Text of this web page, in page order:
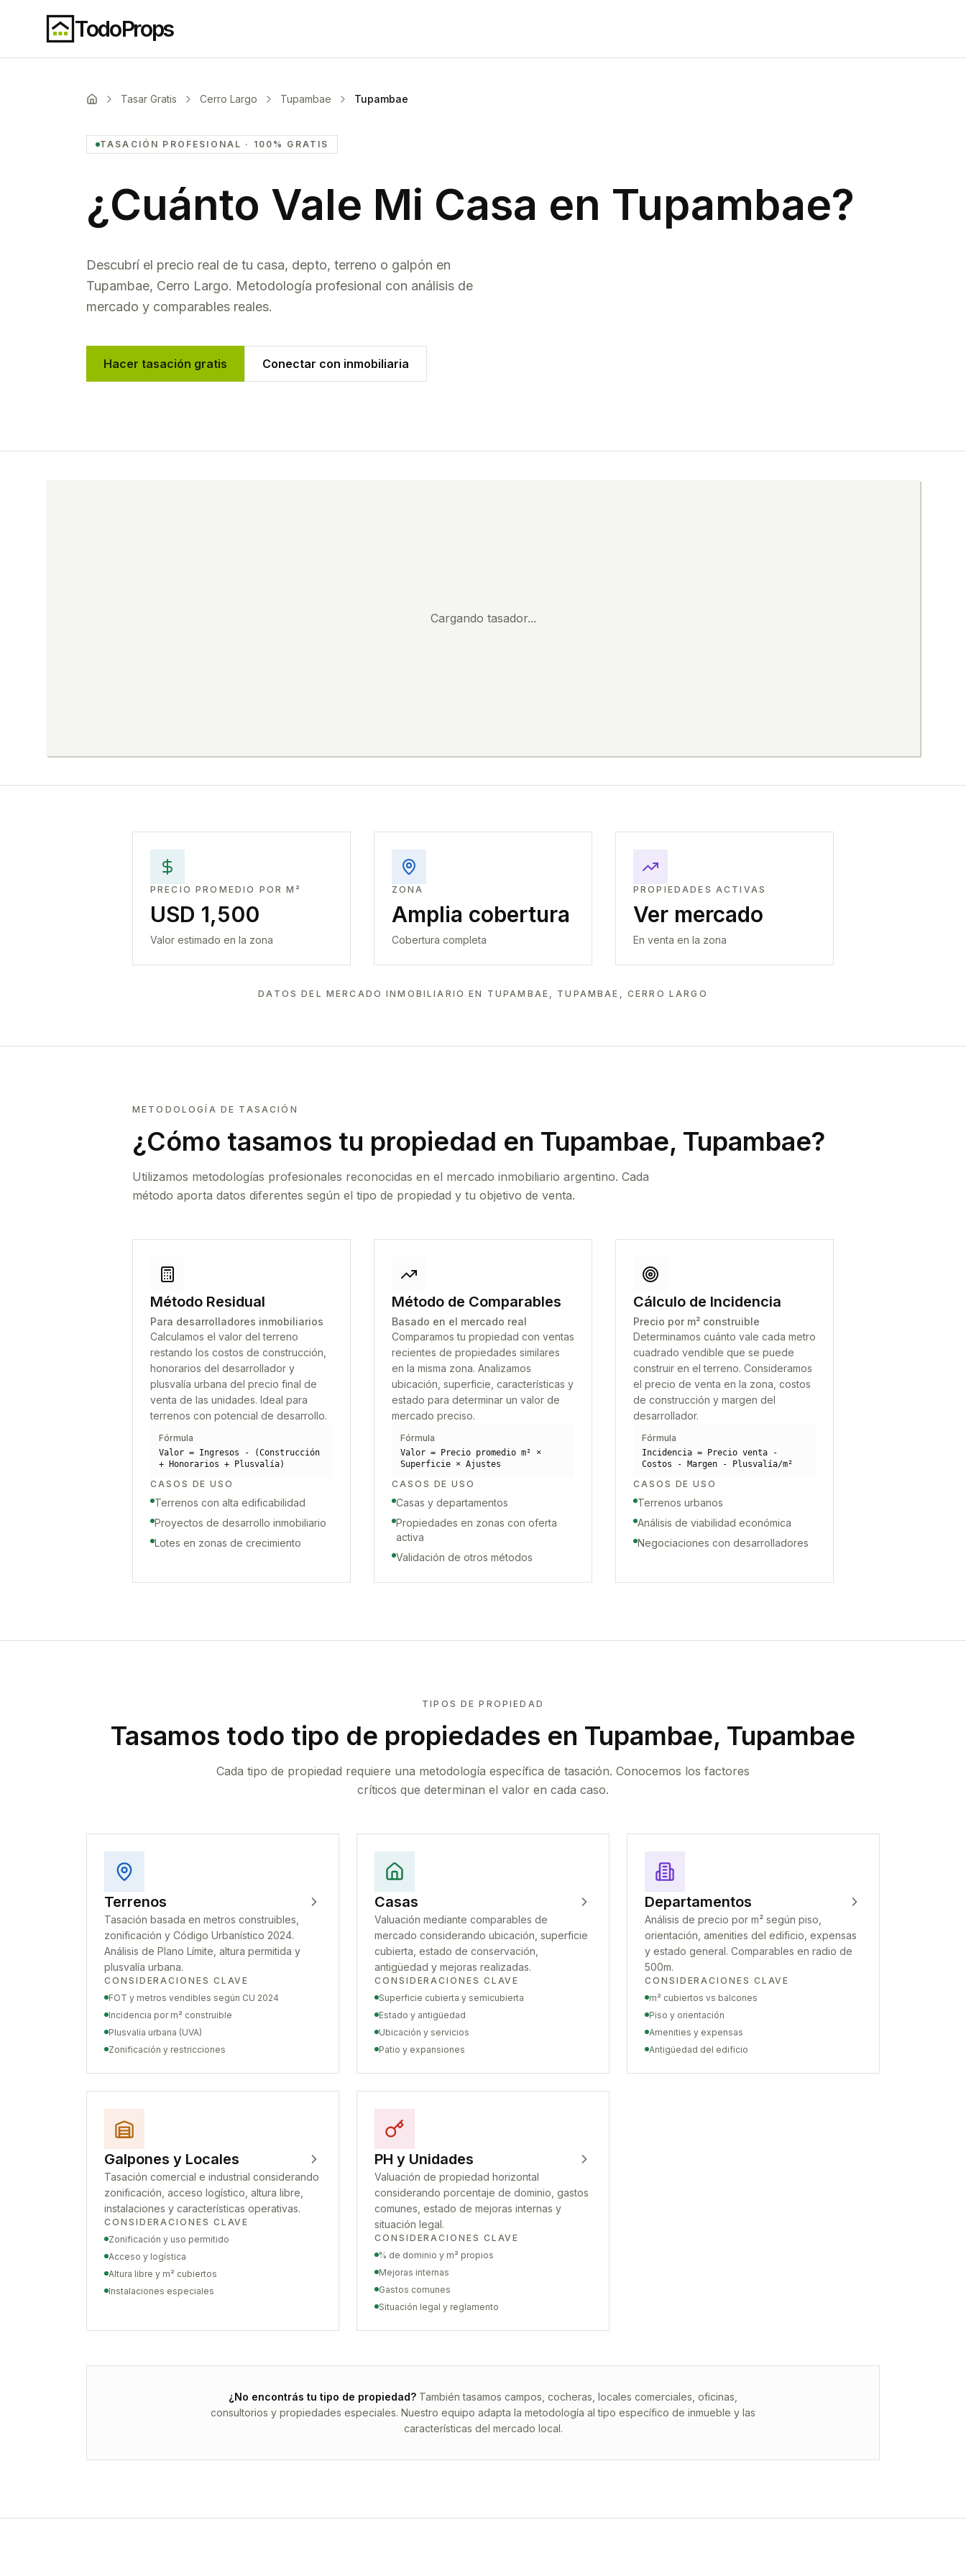
TodoProps
Tasar Gratis Cerro Largo Tupambae Tupambae
TASACIÓN PROFESIONAL · 100% GRATIS
¿Cuánto Vale Mi Casa en Tupambae?
Descubrí el precio real de tu casa, depto, terreno o galpón en
Tupambae, Cerro Largo. Metodología profesional con análisis de
mercado y comparables reales.
Hacer tasación gratis Conectar con inmobiliaria
Cargando tasador...
PRECIO PROMEDIO POR M²
USD 1,500
Valor estimado en la zona
ZONA
Amplia cobertura
Cobertura completa
PROPIEDADES ACTIVAS
Ver mercado
En venta en la zona
DATOS DEL MERCADO INMOBILIARIO EN TUPAMBAE, TUPAMBAE, CERRO LARGO
METODOLOGÍA DE TASACIÓN
¿Cómo tasamos tu propiedad en Tupambae, Tupambae?
Utilizamos metodologías profesionales reconocidas en el mercado inmobiliario argentino. Cada
método aporta datos diferentes según el tipo de propiedad y tu objetivo de venta.
Método Residual
Para desarrolladores inmobiliarios
Calculamos el valor del terreno
restando los costos de construcción,
honorarios del desarrollador y
plusvalía urbana del precio final de
venta de las unidades. Ideal para
terrenos con potencial de desarrollo.
Fórmula
Valor = Ingresos - (Construcción
+ Honorarios + Plusvalía)
CASOS DE USO
Terrenos con alta edificabilidad
Proyectos de desarrollo inmobiliario
Lotes en zonas de crecimiento
Método de Comparables
Basado en el mercado real
Comparamos tu propiedad con ventas
recientes de propiedades similares
en la misma zona. Analizamos
ubicación, superficie, características y
estado para determinar un valor de
mercado preciso.
Fórmula
Valor = Precio promedio m² ×
Superficie × Ajustes
CASOS DE USO
Casas y departamentos
Propiedades en zonas con oferta
activa
Validación de otros métodos
Cálculo de Incidencia
Precio por m² construible
Determinamos cuánto vale cada metro
cuadrado vendible que se puede
construir en el terreno. Consideramos
el precio de venta en la zona, costos
de construcción y margen del
desarrollador.
Fórmula
Incidencia = Precio venta -
Costos - Margen - Plusvalía/m²
CASOS DE USO
Terrenos urbanos
Análisis de viabilidad económica
Negociaciones con desarrolladores
TIPOS DE PROPIEDAD
Tasamos todo tipo de propiedades en Tupambae, Tupambae
Cada tipo de propiedad requiere una metodología específica de tasación. Conocemos los factores
críticos que determinan el valor en cada caso.
Terrenos
Tasación basada en metros construibles,
zonificación y Código Urbanístico 2024.
Análisis de Plano Límite, altura permitida y
plusvalía urbana.
CONSIDERACIONES CLAVE
FOT y metros vendibles según CU 2024
Incidencia por m² construible
Plusvalía urbana (UVA)
Zonificación y restricciones
Casas
Valuación mediante comparables de
mercado considerando ubicación, superficie
cubierta, estado de conservación,
antigüedad y mejoras realizadas.
CONSIDERACIONES CLAVE
Superficie cubierta y semicubierta
Estado y antigüedad
Ubicación y servicios
Patio y expansiones
Departamentos
Análisis de precio por m² según piso,
orientación, amenities del edificio, expensas
y estado general. Comparables en radio de
500m.
CONSIDERACIONES CLAVE
m² cubiertos vs balcones
Piso y orientación
Amenities y expensas
Antigüedad del edificio
Galpones y Locales
Tasación comercial e industrial considerando
zonificación, acceso logístico, altura libre,
instalaciones y características operativas.
CONSIDERACIONES CLAVE
Zonificación y uso permitido
Acceso y logística
Altura libre y m² cubiertos
Instalaciones especiales
PH y Unidades
Valuación de propiedad horizontal
considerando porcentaje de dominio, gastos
comunes, estado de mejoras internas y
situación legal.
CONSIDERACIONES CLAVE
% de dominio y m² propios
Mejoras internas
Gastos comunes
Situación legal y reglamento
¿No encontrás tu tipo de propiedad? También tasamos campos, cocheras, locales comerciales, oficinas,
consultorios y propiedades especiales. Nuestro equipo adapta la metodología al tipo específico de inmueble y las
características del mercado local.